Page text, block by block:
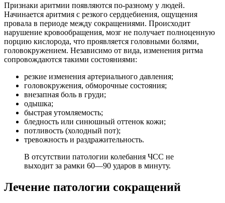
Признаки аритмии появляются по-разному у людей.
Начинается аритмия с резкого сердцебиения, ощущения
провала в периоде между сокращениями. Происходит
нарушение кровообращения, мозг не получает полноценную
порцию кислорода, что проявляется головными болями,
головокружением. Независимо от вида, изменения ритма
сопровождаются такими состояниями:
резкие изменения артериального давления;
головокружения, обморочные состояния;
внезапная боль в груди;
одышка;
быстрая утомляемость;
бледность или синюшный оттенок кожи;
потливость (холодный пот);
тревожность и раздражительность.
В отсутствии патологии колебания ЧСС не
выходит за рамки 60—90 ударов в минуту.
Лечение патологии сокращений